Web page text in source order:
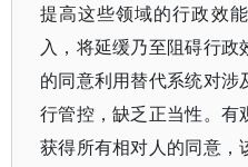
提高这些领域的行政效
入，将延缓乃至阻碍行
的同意利用替代系统对
行管控，缺乏正当性。有
获得所有相对人的同意，